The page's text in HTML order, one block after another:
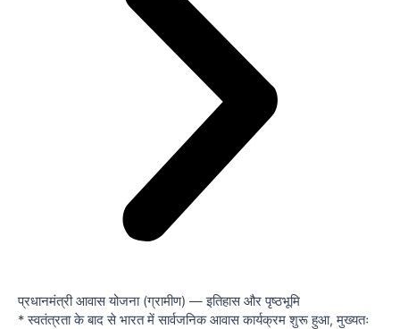
प्रधानमंत्री आवास योजना (ग्रामीण) — इतिहास और पृष्ठभूमि
* स्वतंत्रता के बाद से भारत में सार्वजनिक आवास कार्यक्रम शुरू हुआ, मुख्यतः